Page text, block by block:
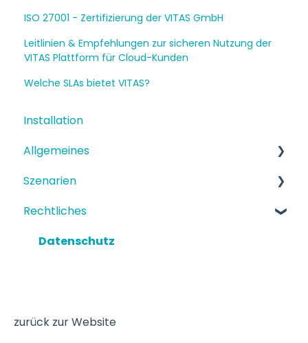
ISO 27001 - Zertifizierung der VITAS GmbH
Leitlinien & Empfehlungen zur sicheren Nutzung der
VITAS Plattform für Cloud-Kunden
Welche SLAs bietet VITAS?
Installation
Allgemeines
Funktionen
Einrichtung
Szenarien
Strukturiertes Szenario
Terminbuchung
Rechtliches
Datenschutz
zurück zur Website